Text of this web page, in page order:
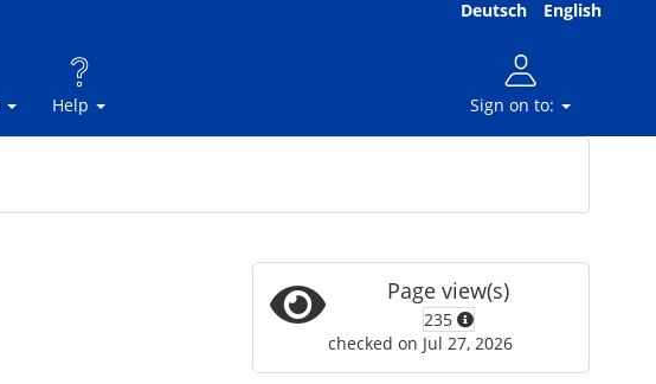
Deutsch English
Help Sign on to:
Page view(s)
235
checked on Jul 27, 2026